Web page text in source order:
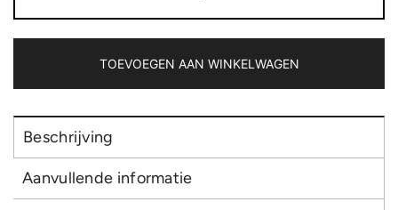
drinkfles
aantal
TOEVOEGEN AAN WINKELWAGEN
Beschrijving
Aanvullende informatie